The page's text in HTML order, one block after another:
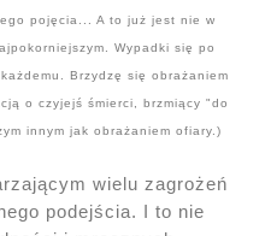
pojęcia... A to już jest nie w
Wypadki się po
Brzydzę się obrażaniem
o czyjejś śmierci, brzmiący "do
innym jak obrażaniem ofiary.)
wielu zagrożeń
podejścia. I to nie